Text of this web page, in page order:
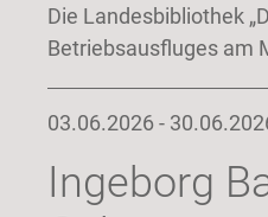
Die Landesbibliothek
Betriebsausfluges am
03.06.2026 -
Ingeborg